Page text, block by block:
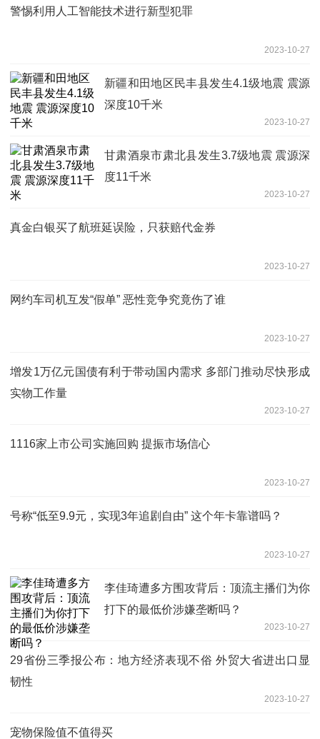
警惕利用人工智能技术进行新型犯罪
2023-10-27
新疆和田地区民丰县发生4.1级地震 震源
深度10千米
2023-10-27
甘肃酒泉市肃北县发生3.7级地震 震源深
度11千米
2023-10-27
真金白银买了航班延误险，只获赔代金券
2023-10-27
网约车司机互发“假单” 恶性竞争究竟伤了谁
2023-10-27
增发1万亿元国债有利于带动国内需求 多部门推动尽快形成
实物工作量
2023-10-27
1116家上市公司实施回购 提振市场信心
2023-10-27
号称“低至9.9元，实现3年追剧自由” 这个年卡靠谱吗？
2023-10-27
李佳琦遭多方围攻背后：顶流主播们为你
打下的最低价涉嫌垄断吗？
2023-10-27
29省份三季报公布：地方经济表现不俗 外贸大省进出口显
韧性
2023-10-27
宠物保险值不值得买